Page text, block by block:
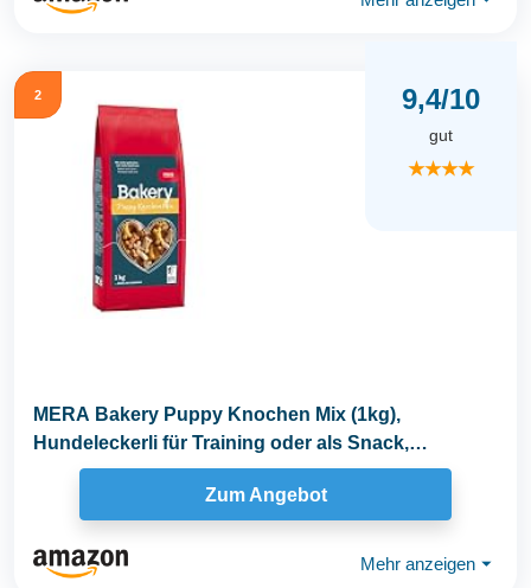
2 9,4/10
gut
★★★★
MERA Bakery Puppy Knochen Mix (1kg),
Hundeleckerli für Training oder als Snack,
Leckereien für...
Zum Angebot
Mehr anzeigen ⏷